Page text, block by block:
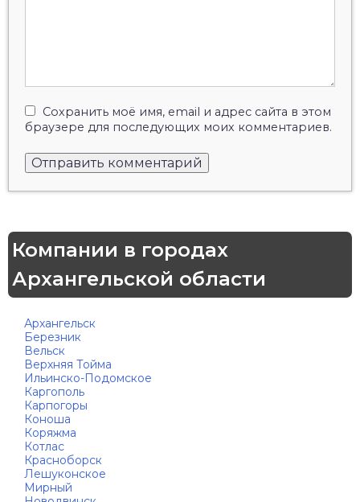
Сохранить моё имя, email и адрес сайта в этом
браузере для последующих моих комментариев.
Компании в городах
Архангельской области
Архангельск
Березник
Вельск
Верхняя Тойма
Ильинско-Подомское
Каргополь
Карпогоры
Коноша
Коряжма
Котлас
Красноборск
Лешуконское
Мирный